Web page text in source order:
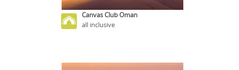
Canvas Club Oman
all inclusive